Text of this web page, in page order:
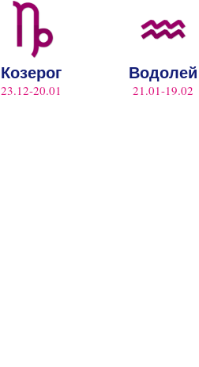
Козерог
23.12-20.01
Водолей
21.01-19.02